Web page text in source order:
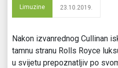
Limuzine 23.10.2019.
Nakon izvanrednog Cullinan
tamnu stranu Rolls Royce
u svijetu prepoznatljiv po